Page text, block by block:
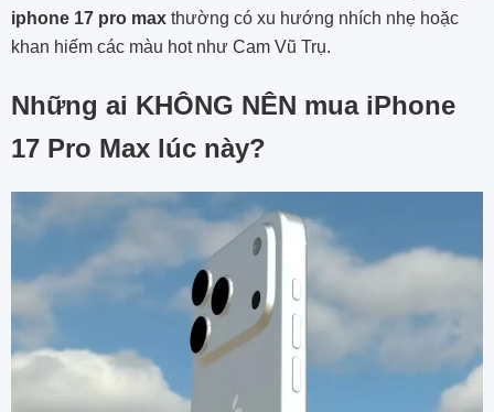
iphone 17 pro max thường có xu hướng nhích nhẹ hoặc
khan hiếm các màu hot như Cam Vũ Trụ.
Những ai KHÔNG NÊN mua iPhone
17 Pro Max lúc này?